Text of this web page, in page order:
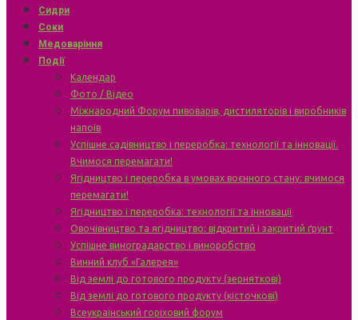
Сидри
Соки
Медоваріння
Події
Календар
Фото / Відео
Міжнародний Форум пивоварів, дистиляторів і виробників
напоїв
Успішне садівництво і переробка: технології та інновації.
Вчимося перемагати!
Ягідництво і переробка в умовах воєнного стану: вчимося
перемагати!
Ягідництво і переробка: технології та інновації
Овочівництво та ягідництво: відкритий і закритий ґрунт
Успішне виноградарство і виноробство
Винний клуб «Галерея»
Від землі до готового продукту (зерняткові)
Від землі до готового продукту (кісточкові)
Всеукраїнський горіховий форум